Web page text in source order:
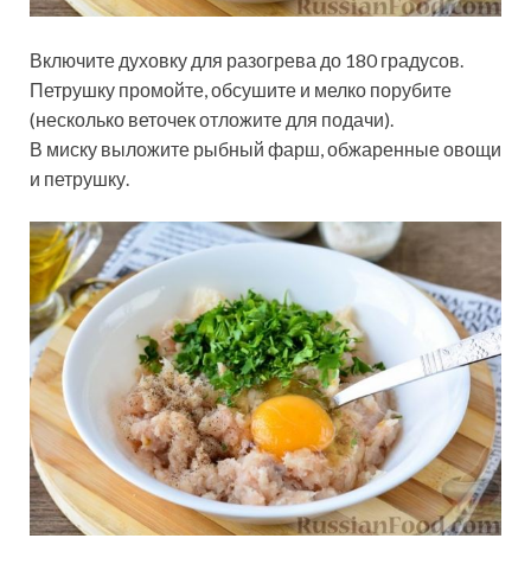
Включите духовку для разогрева до 180 градусов.
Петрушку промойте, обсушите и мелко порубите
(несколько веточек отложите для подачи).
В миску выложите рыбный фарш, обжаренные овощи
и петрушку.